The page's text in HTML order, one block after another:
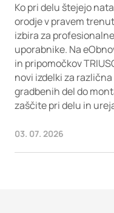
Ko pri delu štejejo
orodje v pravem
izbira za
uporabnike. Na
in pripomočkov
novi izdelki za
gradbenih del do
zaščite pri delu in
03. 07. 2026